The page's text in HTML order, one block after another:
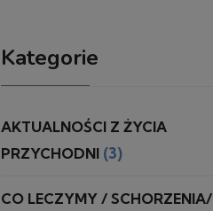
Kategorie
AKTUALNOŚCI Z ŻYCIA
PRZYCHODNI (3)
CO LECZYMY / SCHORZENIA/